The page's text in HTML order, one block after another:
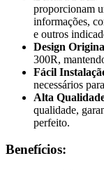
proporcionam
informações,
e outros
Design
300R,
Fácil
necessários
Alta
qualidade,
perfeito.
Benefícios: